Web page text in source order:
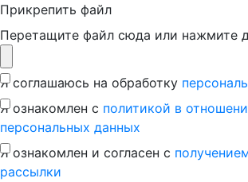
Прикрепить файл
Перетащите файл сюда или нажмите
Я соглашаюсь на обработку
Я ознакомлен с политикой в
персональных данных
Я ознакомлен и согласен с
рассылки